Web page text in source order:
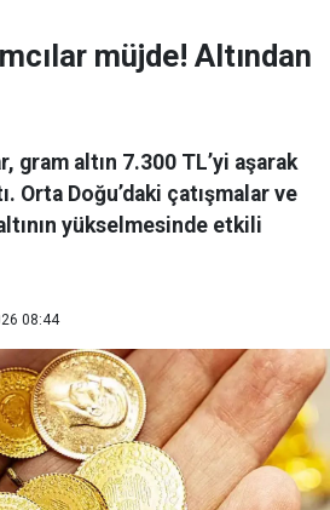
müjde! Altından
gram altın 7.300 TL’yi aşarak
Orta Doğu’daki çatışmalar ve
yükselmesinde etkili
08:44